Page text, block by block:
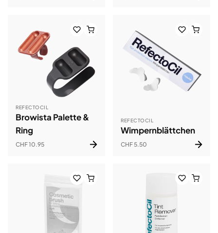
REFECTOCIL
Browista Palette &
Ring
CHF 10.95
REFECTOCIL
Wimpernblättchen
CHF 5.50